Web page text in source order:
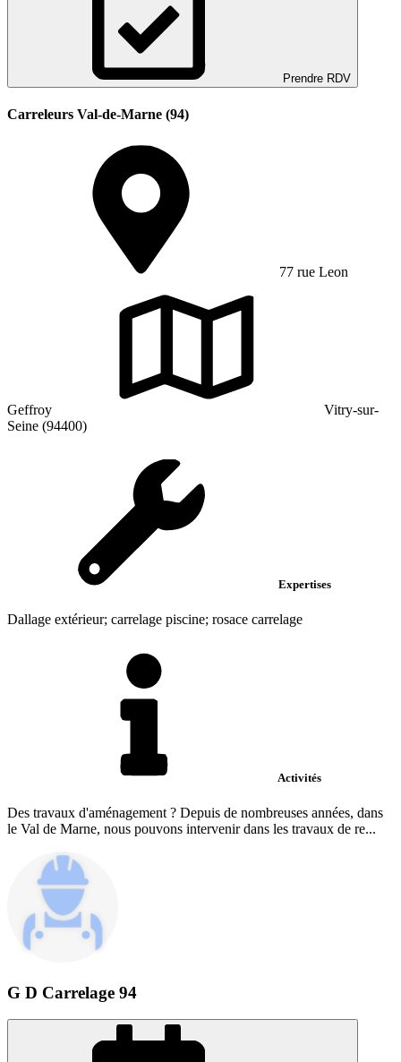
Prendre RDV
Carreleurs Val-de-Marne (94)
77 rue Leon
Geffroy
Vitry-sur-
Seine (94400)
Expertises
Dallage extérieur; carrelage piscine; rosace carrelage
Activités
Des travaux d'aménagement ? Depuis de nombreuses années, dans
le Val de Marne, nous pouvons intervenir dans les travaux de re...
G D Carrelage 94